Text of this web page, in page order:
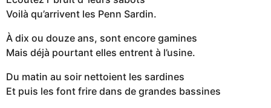
Voilà qu’arrivent les Penn Sardin.
À dix ou douze ans, sont encore gamines
Mais déjà pourtant elles entrent à l’usine.
Du matin au soir nettoient les sardines
Et puis les font frire dans de grandes bassines